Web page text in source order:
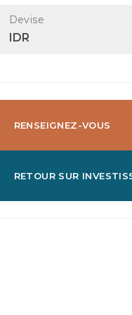
Devise
IDR
RENSEIGNEZ-VOUS
RETOUR SUR